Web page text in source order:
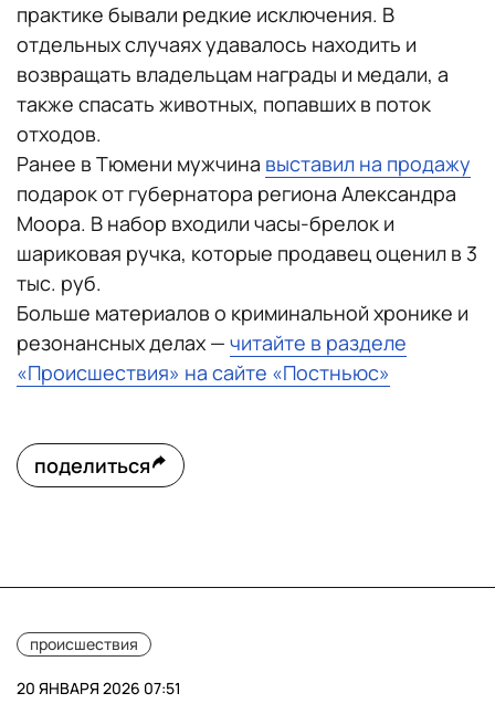
практике бывали редкие исключения. В
отдельных случаях удавалось находить и
возвращать владельцам награды и медали, а
также спасать животных, попавших в поток
отходов.
Ранее в Тюмени мужчина выставил на продажу
подарок от губернатора региона Александра
Моора. В набор входили часы-брелок и
шариковая ручка, которые продавец оценил в 3
тыс. руб.
Больше материалов о криминальной хронике и
резонансных делах — читайте в разделе
«Происшествия» на сайте «Постньюс»
поделиться
происшествия
20 ЯНВАРЯ 2026 07:51